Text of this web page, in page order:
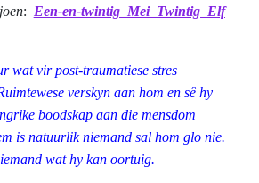
: Een-en-twintig Mei Twintig Elf
wat vir post-traumatiese stres
verskyn aan hom en sê hy
boodskap aan die mensdom
is natuurlik niemand sal hom glo nie.
wat hy kan oortuig.